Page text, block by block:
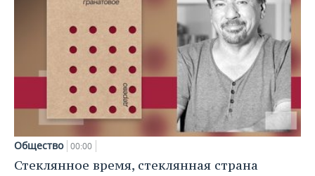
Общество 00:00
Стеклянное время, стеклянная страна